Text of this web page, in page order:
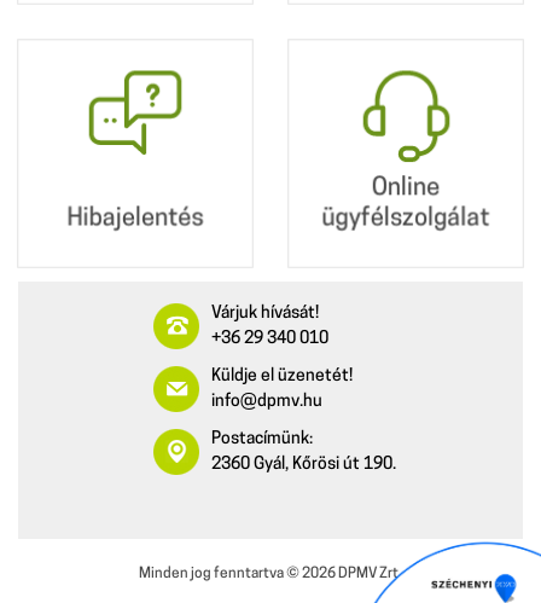
Hibajelentés
Hibajelentés
Online
ügyfélszolgálat
Online
ügyfélszolgálat
Várjuk hívását!
+36 29 340 010
Küldje el üzenetét!
info@dpmv.hu
Postacímünk:
2360 Gyál, Kőrösi út 190.
Minden jog fenntartva ©2026 DPMV Zrt.